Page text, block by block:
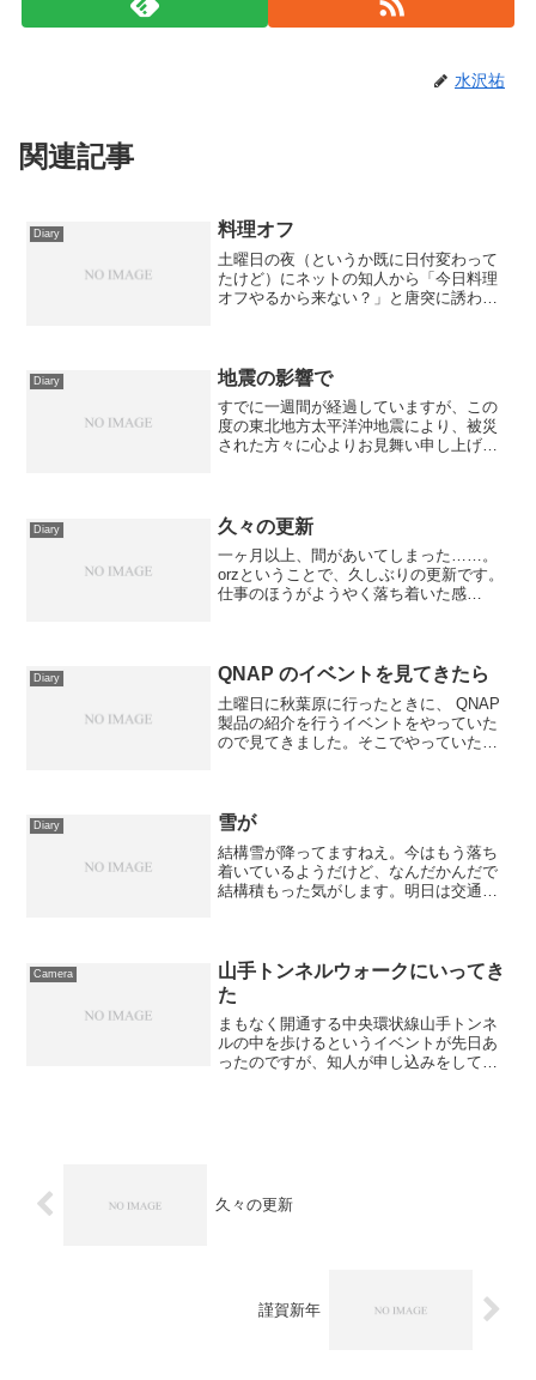
水沢祐
関連記事
Diary 料理オフ
土曜日の夜（というか既に日付変わって
たけど）にネットの知人から「今日料理
オフやるから来ない？」と唐突に誘われ
ところからだと、西武池袋...
Diary 地震の影響で
すでに一週間が経過していますが、この
度の東北地方太平洋沖地震により、被災
された方々に心よりお見舞い申し上げま
の揺れが気持ち悪いという...
Diary 久々の更新
一ヶ月以上、間があいてしまった……。
orzということで、久しぶりの更新です。
仕事のほうがようやく落ち着いた感
に行ってきました。関東か...
Diary QNAP のイベントを見てきたら
土曜日に秋葉原に行ったときに、 QNAP
製品の紹介を行うイベントをやっていた
ので見てきました。そこでやっていたジ
とうございま...
Diary 雪が
結構雪が降ってますねえ。今はもう落ち
着いているようだけど、なんだかんだで
結構積もった気がします。明日は交通機
まってくれたら会社休むの...
Camera
山手トンネルウォークにいってき
た
まもなく開通する中央環状線山手トンネ
ルの中を歩けるというイベントが先日あ
ったのですが、知人が申し込みをしてい
久々の更新
謹賀新年